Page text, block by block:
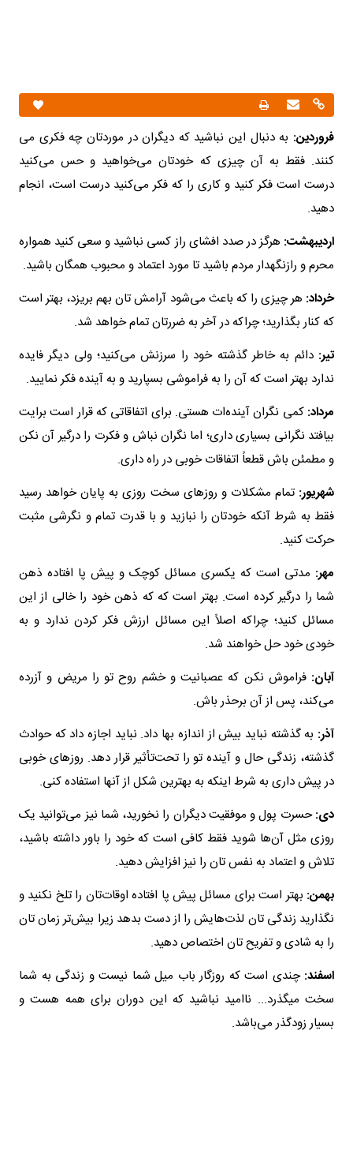
فروردین: به دنبال این نباشید که دیگران در موردتان چه فکری می
کنند. فقط به آن چیزی که خودتان می‌خواهید و حس می‌کنید
درست است فکر کنید و کاری را که فکر می‌کنید درست است، انجام
دهید.
اردیبهشت: هرگز در صدد افشای راز کسی نباشید و سعی کنید همواره
محرم و رازنگهدار مردم باشید تا مورد اعتماد و محبوب همگان باشید.
خرداد: هر چیزی را که باعث می‌شود آرامش تان بهم بریزد، بهتر است
که کنار بگذارید؛ چراکه در آخر به ضررتان تمام خواهد شد.
تیر:دائم به خاطر گذشته خود را سرزنش می‌کنید؛ ولی دیگر فایده
ندارد بهتر است که آن را به فراموشی بسپارید و به آینده فکر نمایید.
مرداد:کمی نگران آینده‌ات هستی. برای اتفاقاتی که قرار است برایت
بیافتد نگرانی بسیاری داری؛ اما نگران نباش و فکرت را درگیر آن نکن
و مطمئن باش قطعاً اتفاقات خوبی در راه داری.
شهریور: تمام مشکلات و روزهای سخت روزی به پایان خواهد رسید
فقط به شرط آنکه خودتان را نبازید و با قدرت تمام و نگرشی مثبت
حرکت کنید.
مهر: مدتی است که یکسری مسائل کوچک و پیش پا افتاده ذهن
شما را درگیر کرده است. بهتر است که که ذهن خود را خالی از این
مسائل کنید؛ چراکه اصلاً این مسائل ارزش فکر کردن ندارد و به
خودی خود حل خواهند شد‌.
آبان: فراموش نکن که عصبانیت و خشم روح تو را مریض و آزرده
می‌کند، پس از آن برحذر باش.
آذر: به گذشته نباید بیش از اندازه بها داد. نباید اجازه داد که حوادث
گذشته، زندگی حال و آینده تو را تحت‌تأثیر قرار دهد. روزهای خوبی
در پیش داری به شرط اینکه به بهترین شکل از آنها استفاده کنی.
دی:حسرت پول و موفقیت دیگران را نخورید، شما نیز می‌توانید یک
روزی مثل آن‌ها شوید فقط کافی است که خود را باور داشته باشید،
تلاش و اعتماد به نفس تان را نیز افزایش دهید.
بهمن: بهتر است برای مسائل پیش پا افتاده اوقات‌تان را تلخ نکنید و
نگذارید زندگی تان لذت‌هایش را از دست بدهد زیرا بیش‌تر زمان تان
را به شادی و تفریح تان اختصاص دهید.
اسفند:چندی است که روزگار باب میل شما نیست و زندگی به شما
سخت میگذرد... ناامید نباشید که این دوران برای همه هست و
بسیار زودگذر می‌باشد.